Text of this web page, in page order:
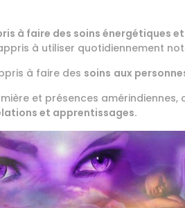
à faire des soins énergétiques
à utiliser quotidiennement
à faire des soins aux
et présences
et apprentissages.